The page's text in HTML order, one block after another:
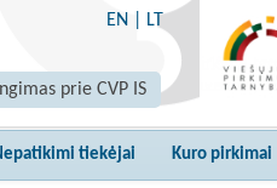
EN LT
prie CVP IS
tiekėjai Kuro pirkimai